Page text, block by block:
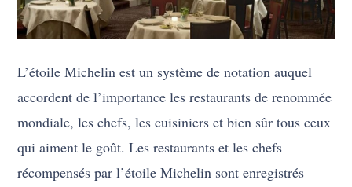
L’étoile Michelin est un système de notation auquel
accordent de l’importance les restaurants de renommée
mondiale, les chefs, les cuisiniers et bien sûr tous ceux
qui aiment le goût. Les restaurants et les chefs
récompensés par l’étoile Michelin sont enregistrés